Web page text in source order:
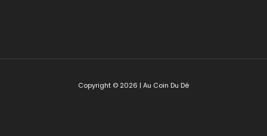
Copyright © 2026 | Au Coin Du Dé